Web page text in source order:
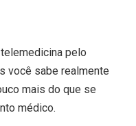
pelo
você sabe realmente
mais do que se
médico.